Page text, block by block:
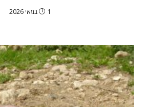
1 במאי 2026